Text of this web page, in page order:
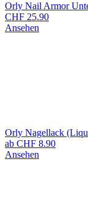
Orly Nail Armor
CHF 25.90
Ansehen
Orly Nagellack
ab CHF 8.90
Ansehen